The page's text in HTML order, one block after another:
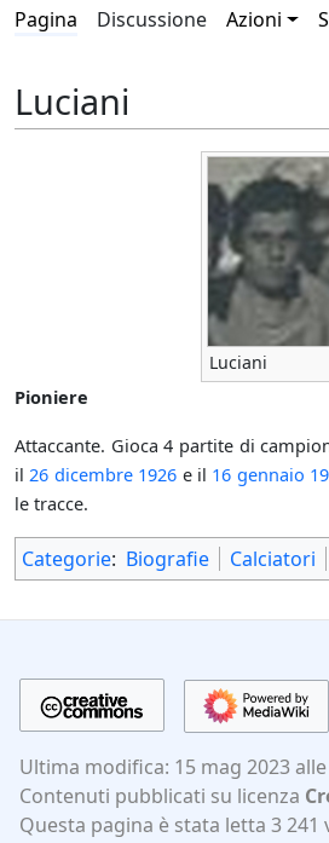
Pagina Discussione Azioni
Luciani
Luciani
Pioniere
Attaccante. Gioca 4 partite di
il26 dicembre 1926 e il 16 gennaio
le tracce.
Categorie: Biografie Calciatori
Ultima modifica: 15 mag 2023
Contenuti pubblicati su licenza
Questa pagina è stata letta 3 241